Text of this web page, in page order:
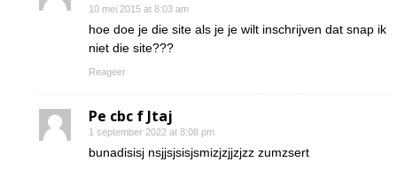
10 mei 2015 at 8:03 am
hoe doe je die site als je je wilt inschrijven dat snap ik
niet die site???
Reageer
Pe cbc f Jtaj
1 september 2022 at 8:08 pm
bunadisisj nsjjsjsisjsmizjzjjzjzz zumzsert